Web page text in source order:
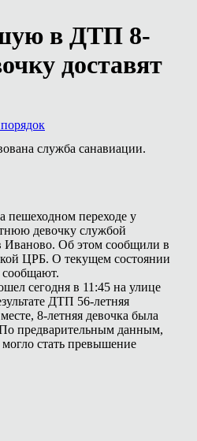
в ДТП 8-
доставят
служба санавиации.
переходе у
девочку службой
Иваново. Об этом сообщили в
ЦРБ. О текущем состоянии
сообщают.
сегодня в 11:45 на улице
ДТП 56-летняя
8-летняя девочка была
предварительным данным,
стать превышение